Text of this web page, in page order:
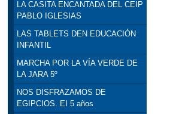
LA CASITA ENCANTADA DEL CEIP
PABLO IGLESIAS
LAS TABLETS DEN EDUCACIÓN
INFANTIL
MARCHA POR LA VÍA VERDE DE
LA JARA 5º
NOS DISFRAZAMOS DE
EGIPCIOS. EI 5 años